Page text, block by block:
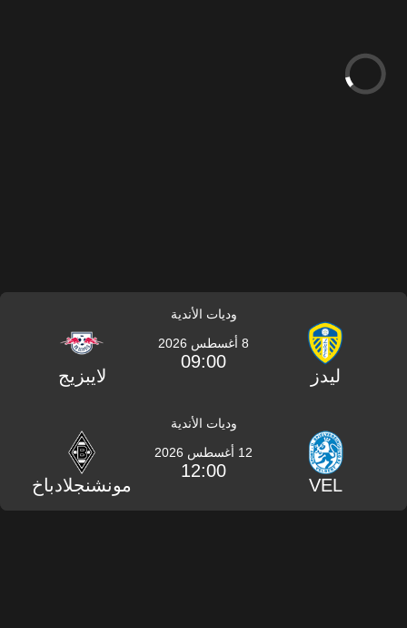
وديات الأندية
ليدز
8 أغسطس 2026
09:00
لايبزيج
وديات الأندية
VEL
12 أغسطس 2026
12:00
مونشنجلادباخ